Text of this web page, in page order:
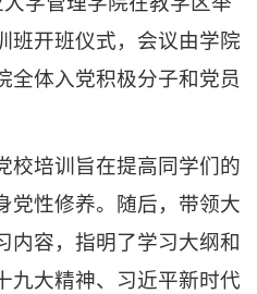
班开班仪式，会议由学院
全体入党积极分子和党员
培训旨在提高同学们的
党性修养。随后，带领大
内容，指明了学习大纲和
九大精神、习近平新时代